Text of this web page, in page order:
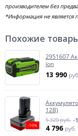
производителем без
*Информация не является
Похожие
2951607
ion
13 990
-10%
12В)
5 329 руб. -
4 796 руб.